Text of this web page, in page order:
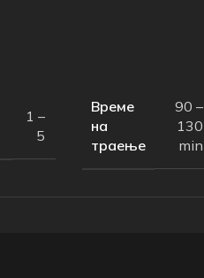
1 –
5
Време
на
траење
90 –
130
min